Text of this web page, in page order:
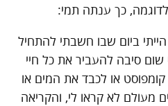
כך ענתה תמי:
ביום שבו חשבתי להתחיל
סיבה להעביר את כל חיי
או לכבד את המים או
מעולם לא קראו לי, והקריאה